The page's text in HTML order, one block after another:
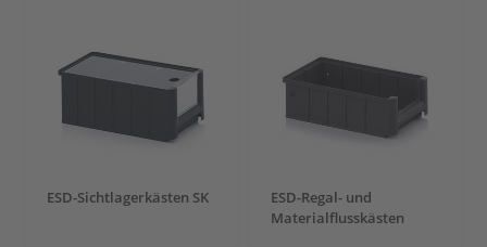
ESD-Sichtlagerkästen SK
ESD-Regal- und
Materialflusskästen